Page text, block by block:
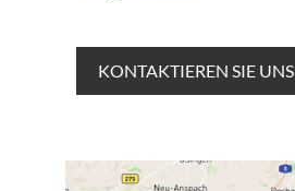
KONTAKTIEREN SIE UNS